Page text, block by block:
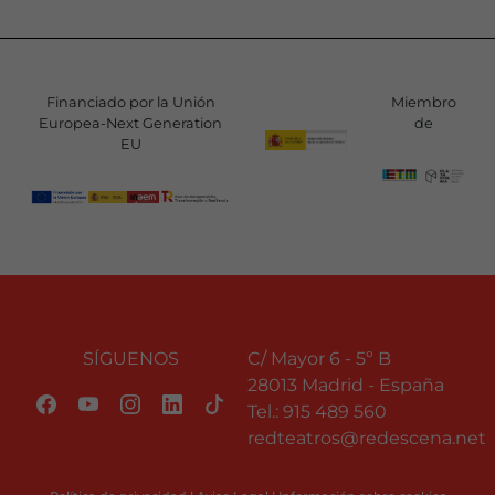
Financiado por la Unión
Europea-Next Generation
EU
Miembro
de
SÍGUENOS
C/ Mayor 6 - 5º B
28013 Madrid - España
Tel.: 915 489 560
redteatros@redescena.net